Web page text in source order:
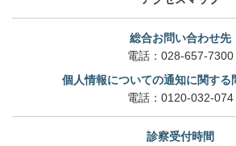
総合お問い合わせ先
電話： 028-657-7300
個人情報についての通知に関する
電話： 0120-032-074
診察受付時間